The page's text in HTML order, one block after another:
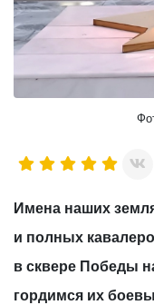
Имена наших
и полных
в сквере Победы
гордимся их